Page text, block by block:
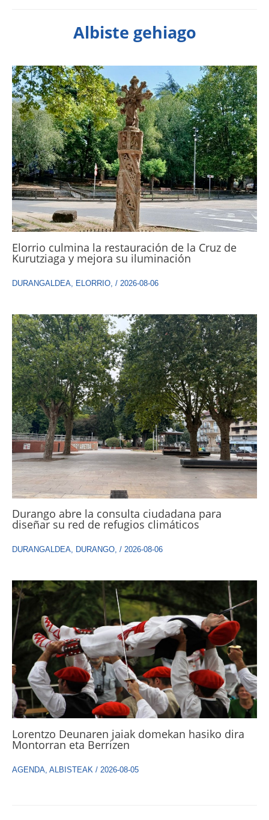
Albiste gehiago
Elorrio culmina la restauración de la Cruz de
Kurutziaga y mejora su iluminación
DURANGALDEA, ELORRIO, / 2026-08-06
Durango abre la consulta ciudadana para
diseñar su red de refugios climáticos
DURANGALDEA, DURANGO, / 2026-08-06
Lorentzo Deunaren jaiak domekan hasiko dira
Montorran eta Berrizen
AGENDA, ALBISTEAK / 2026-08-05